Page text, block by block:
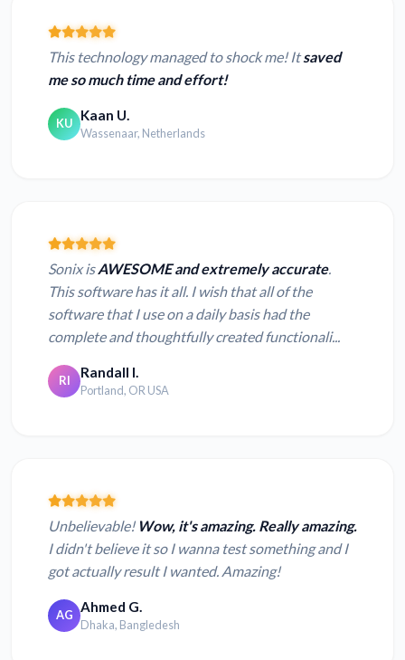
This technology managed to shock me! Itsaved
me so much time and effort!
KU Kaan U.
Wassenaar, Netherlands
Sonix isAWESOME and extremely accurate.
This software has it all. I wish that all of the
software that I use on a daily basis had the
complete and thoughtfully created functionali...
RI Randall I.
Portland, OR USA
Unbelievable! Wow, it's amazing. Really amazing.
I didn't believe it so I wanna test something and I
got actually result I wanted. Amazing!
AG Ahmed G.
Dhaka, Bangledesh